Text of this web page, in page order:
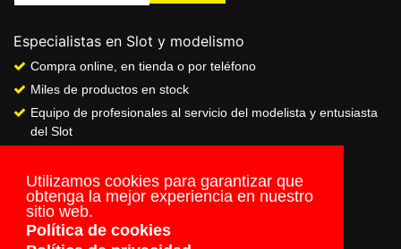
Utilizamos cookies para garantizar que
obtenga la mejor experiencia en nuestro
sitio web.
Política de cookies
Especialistas en Slot y modelismo
Compra online, en tienda o por teléfono
Miles de productos en stock
Equipo de profesionales al servicio del modelista y entusiasta
del Slot
Servicio de pago seguro online
Envios a todo el mundo